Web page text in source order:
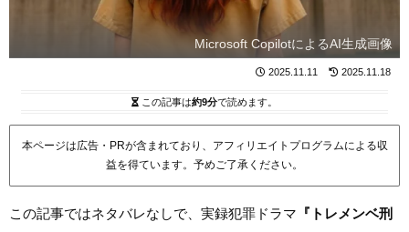
Microsoft CopilotによるAI生成画像
2025.11.11 2025.11.18
この記事は約9分で読めます。
本ページは広告・PRが含まれており、アフィリエイトプログラムによる収
益を得ています。予めご了承ください。
この記事ではネタバレなしで、実録犯罪ドラマ 『トレメンベ刑